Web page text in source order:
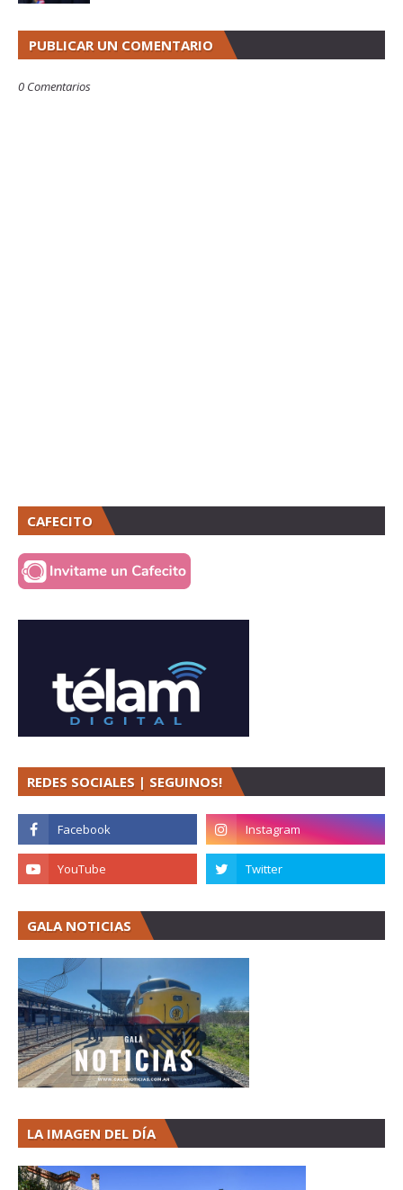
PUBLICAR UN COMENTARIO
0 Comentarios
CAFECITO
REDES SOCIALES | SEGUINOS!
GALA NOTICIAS
LA IMAGEN DEL DÍA